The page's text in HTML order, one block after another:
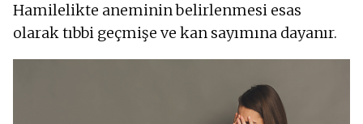
Hamilelikte aneminin belirlenmesi esas
olarak tıbbi geçmişe ve kan sayımına dayanır.